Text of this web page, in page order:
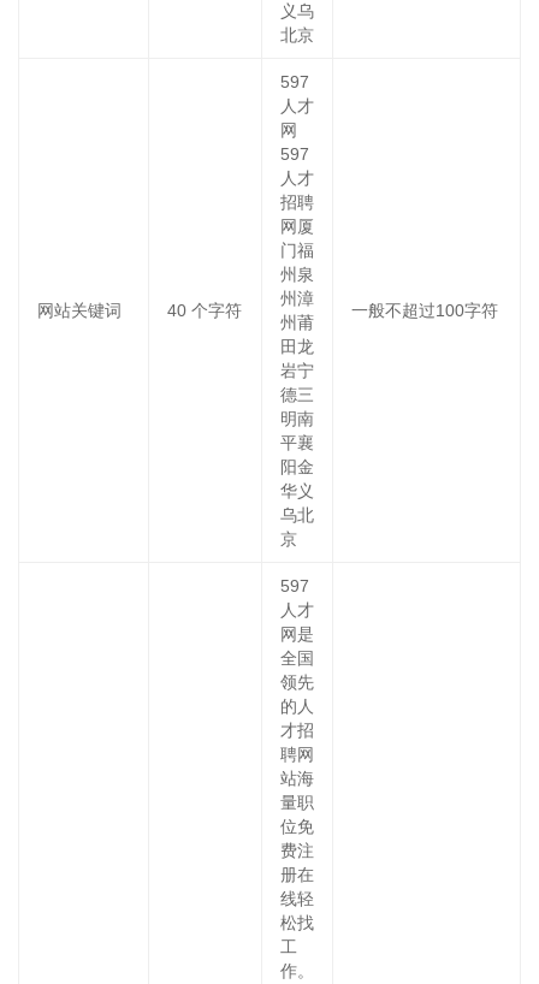
义乌
北京
网站关键词 40 个字符
597
人才
网
597
人才
招聘
网厦
门福
州泉
州漳
州莆
田龙
岩宁
德三
明南
平襄
阳金
华义
乌北
京
一般不超过100字符
597
人才
网是
全国
领先
的人
才招
聘网
站海
量职
位免
费注
册在
线轻
松找
工
作。